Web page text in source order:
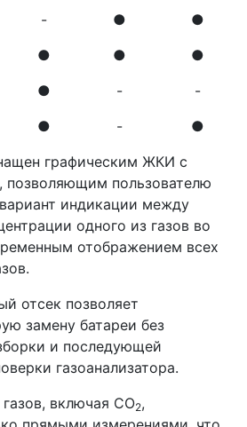
- ●
●
● ●
●
● -
-
● -
●
графическим ЖКИ с
позволяющим пользователю
индикации между
одного из газов во
отображением всех
отсек позволяет
замену батареи без
и последующей
газоанализатора.
включая СО2,